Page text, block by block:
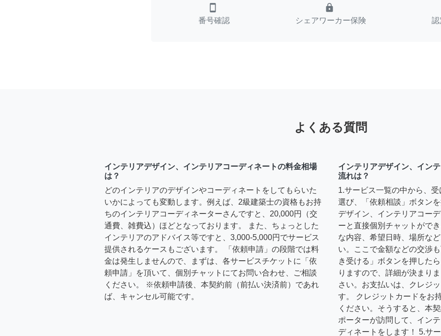
smartphone
番号確認
lock
シェアワーカー保険
よくある質問
インテリアデザイン、インテリアコーディネートの料金相場
は？
どのインテリアのデザインやコーディネートをしてもらいた
いかによっても変動します。例えば、2級建築士の資格もお持
ちのインテリアコーディネーターさんですと、20,000円（交
通費、雑費込）ほどとなっております。 また、ちょっとした
インテリアのアドバイス等ですと、3,000-5,000円でサービス
提供されるケースもございます。 「依頼申請」の段階では料
金は発生しませんので、まずは、各サービスチケットに「依
頼申請」を頂いて、個別チャットにてお問い合わせ、ご相談
ください。 ※依頼申請後、本契約前（前払い決済前）であれ
ば、キャンセル可能です。
インテリアデザイン、イン
流れは？
1.サービス一覧の中から、
選び、「依頼相談」ボタン
デザイン、インテリアコー
ーと直接個別チャットがで
な内容、希望日時、場所な
い。ここで金額などの交渉
き受ける」ボタンを押した
りますので、詳細が決まり
さい。お支払いは、クレジ
す。 クレジットカードをお
ください。そうすると、本
ポーターが訪問して、イン
ディネートをします！ 5.サ